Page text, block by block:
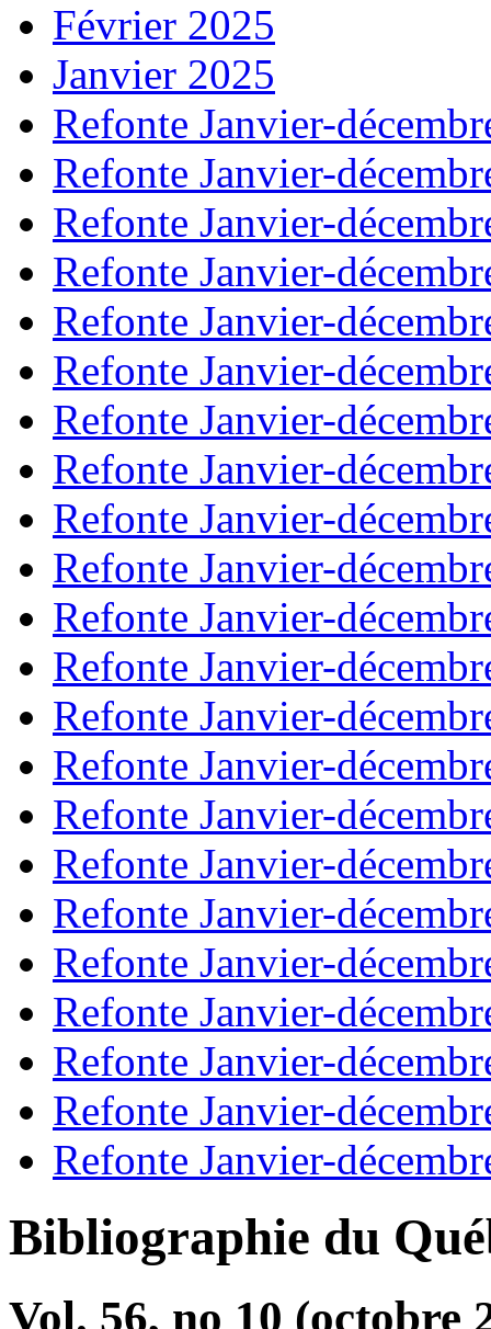
Février 2025
Janvier 2025
Refonte Janvier-
Refonte Janvier-
Refonte Janvier-
Refonte Janvier-
Refonte Janvier-
Refonte Janvier-
Refonte Janvier-
Refonte Janvier-
Refonte Janvier-
Refonte Janvier-
Refonte Janvier-
Refonte Janvier-
Refonte Janvier-
Refonte Janvier-
Refonte Janvier-
Refonte Janvier-
Refonte Janvier-
Refonte Janvier-
Refonte Janvier-
Refonte Janvier-
Refonte Janvier-
Refonte Janvier-
Bibliographie du
Vol. 56, no 10 (octobre